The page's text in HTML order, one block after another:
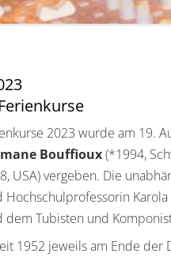
2023 wurde am 19.
Bouffioux(*1994,
USA) vergeben. Die
Hochschulprofessorin
Tubisten und
1952 jeweils am Ende der